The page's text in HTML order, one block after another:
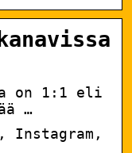
on 1:1 eli
…
Instagram,